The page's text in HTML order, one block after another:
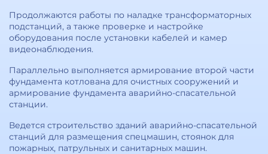
Продолжаются работы по наладке трансформаторных
подстанций, а также проверке и настройке
оборудования после установки кабелей и камер
видеонаблюдения.
Параллельно выполняется армирование второй части
фундамента котлована для очистных сооружений и
армирование фундамента аварийно-спасательной
станции.
Ведется строительство зданий аварийно-спасательной
станций для размещения спецмашин, стоянок для
пожарных, патрульных и санитарных машин.